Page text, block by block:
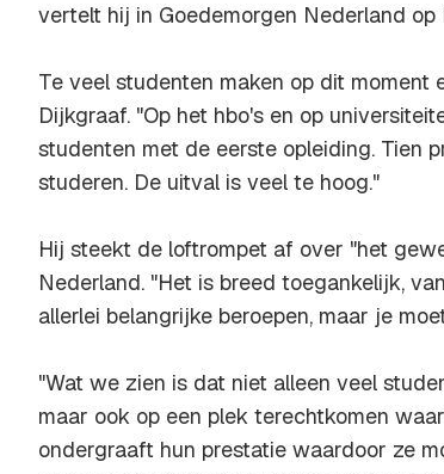
vertelt hij in Goedemorgen Nederland op
Te veel studenten maken op dit moment
Dijkgraaf. "Op het hbo's en op
studenten met de eerste opleiding. Tien
studeren. De uitval is veel te hoog."
Hij steekt de loftrompet af over "het
Nederland. "Het is breed toegankelijk,
allerlei belangrijke beroepen, maar je
"Wat we zien is dat niet alleen veel
maar ook op een plek terechtkomen
ondergraaft hun prestatie waardoor ze